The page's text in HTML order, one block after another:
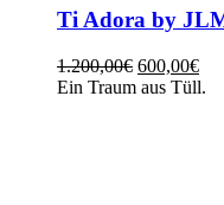
Ti Adora by
1.200,00€ 600,00€
Ein Traum aus Tüll.